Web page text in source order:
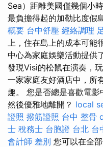
Sea）距離美國僅幾個小
最負擔得起的加勒比度假
概要 台中舒壓 經絡調理
上，住在島上的成本可能
中心為家庭娛樂活動提供
發現Visi的松鼠在演奏，
一家家庭友好酒店中，所
趣。 您是否總是喜歡電影
然後優雅地離開？ local
證照 撥筋證照 台中 整骨
士 稅務士 台胞證 台北 台
會計師 差別 您可以在全